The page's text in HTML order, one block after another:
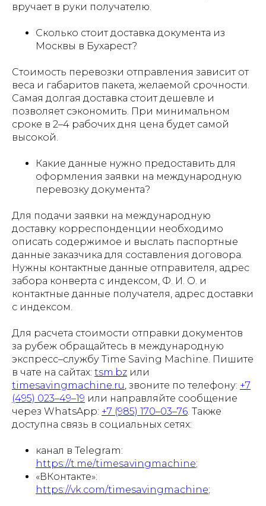
вручает в руки получателю.
Сколько стоит доставка документа из
Москвы в Бухарест?
Стоимость перевозки отправления зависит от
веса и габаритов пакета, желаемой срочности.
Самая долгая доставка стоит дешевле и
позволяет сэкономить. При минимальном
сроке в 2–4 рабочих дня цена будет самой
высокой.
Какие данные нужно предоставить для
оформления заявки на международную
перевозку документа?
Для подачи заявки на международную
доставку корреспонденции необходимо
описать содержимое и выслать паспортные
данные заказчика для составления договора.
Нужны контактные данные отправителя, адрес
забора конверта с индексом, Ф. И. О. и
контактные данные получателя, адрес доставки
с индексом.
Для расчета стоимости отправки документов
за рубеж обращайтесь в международную
экспресс–службу Time Saving Machine. Пишите
в чате на сайтах: tsm.bz или
timesavingmachine.ru, звоните по телефону: +7
(495) 023–49–19 или направляйте сообщение
через WhatsApp: +7 (985) 170–03–76. Также
доступна связь в социальных сетях:
канал в Telegram:
https://t.me/timesavingmachine;
«ВКонтакте»:
https://vk.com/timesavingmachine;